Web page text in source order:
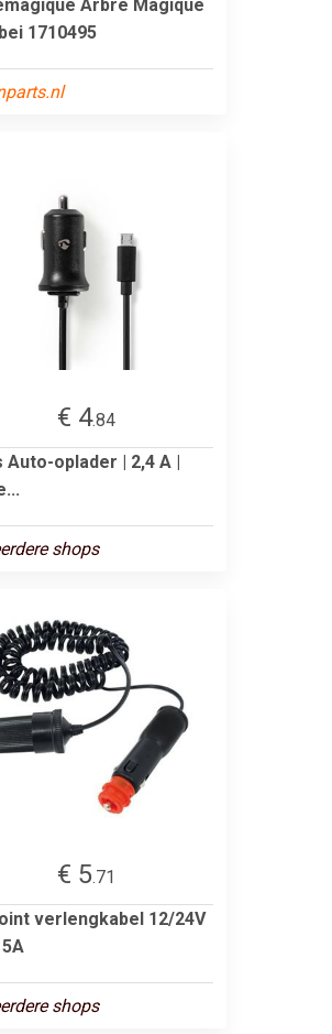
Arbre Magique
1710495
€ 4.84
Auto-oplader | 2,4 A |
shops
€ 5.71
verlengkabel 12/24V
shops